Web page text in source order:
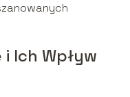
Ich Wpływ